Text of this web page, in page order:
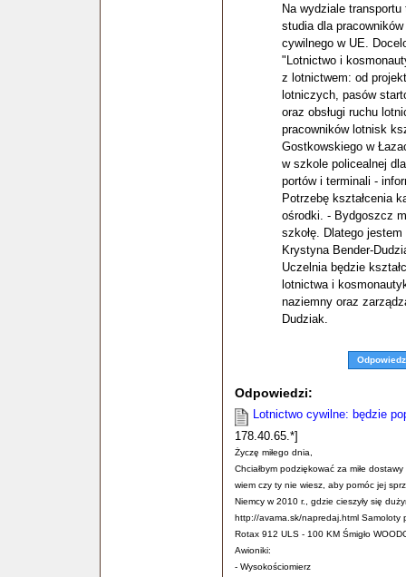
Na wydziale
studia dla
cywilnego w UE.
"Lotnictwo i
z lotnictwem: od
lotniczych, pasów
oraz obsługi ruchu
pracowników lotnisk
Gostkowskiego w
w szkole policealnej
portów i terminali -
Potrzebę kształcenia
ośrodki. - Bydgoszcz
szkołę. Dlatego
Krystyna Bender-
Uczelnia będzie
lotnictwa i
naziemny oraz
Dudziak.
Odpowiedz
Odpowiedzi:
Lotnictwo cywilne: będzie
178.40.65.*]
Życzę miłego dnia,
Chciałbym podziękować za miłe
wiem czy ty nie wiesz, aby pomóc jej
Niemcy w 2010 r., gdzie cieszyły się
http://avama.sk/napredaj.html Samoloty
Rotax 912 ULS - 100 KM Śmigło
Awioniki:
- Wysokościomierz